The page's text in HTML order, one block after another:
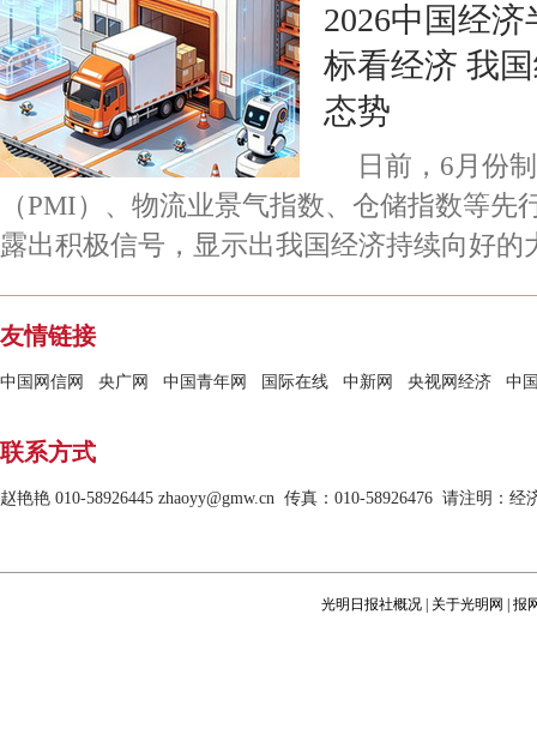
2026中国经
标看经济 我
态势
日前，6月份
（PMI）、物流业景气指数、仓储指数等先
露出积极信号，显示出我国经济持续向好的
友情链接
中国网信网 央广网 中国青年网 国际在线 中新网 央视网经济 中
联系方式
赵艳艳 010-58926445 zhaoyy@gmw.cn 传真：010-58926476 请注明：
光明日报社概况 关于光明网 报